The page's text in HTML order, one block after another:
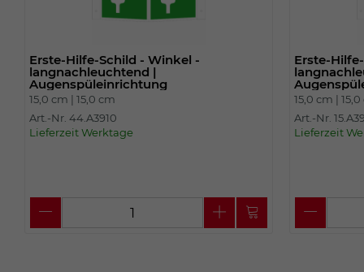
Erste-Hilfe-Schild - Winkel -
langnachleuchtend |
Augenspüleinrichtung
15,0 cm |15,0 cm
Art.-Nr. 44.A3910
Lieferzeit Werktage
Erste-
15,0 cm |
Art.-Nr.
Lieferzeit